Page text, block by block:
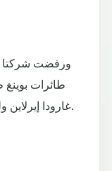
غارودا إيرلاين وليون إير، التعليق على نشرة شركة بوينغ.